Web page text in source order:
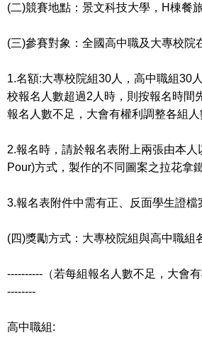
(二)競賽地點：景文科技大學，H棟餐
(三)參賽對象：全國高中職及大專校院
1.名額:大專校院組30人，高中職組30
校報名人數超過2人時，則按報名時間
報名人數不足，大會有權利調整各組人
2.報名時，請於報名表附上兩張由本人
Pour)方式，製作的不同圖案之拉花拿
3.報名表附件中需有正、反面學生證檔
(四)獎勵方式：大專校院組與高中職組
----------（若每組報名人數不足，大會
--------
高中職組: